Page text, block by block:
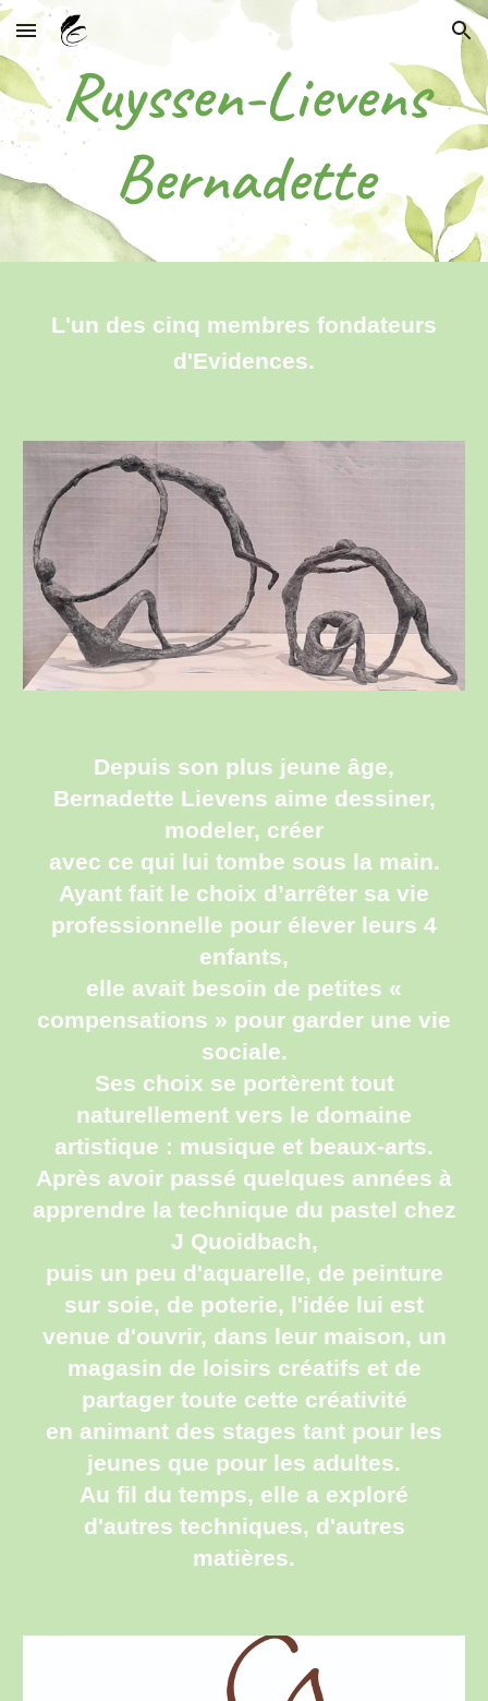
Skip to main content Skip to navigation
Ruyssen-Lievens
Bernadette
L'un des cinq membres fondateurs
d'Evidences.
Depuis son plus jeune âge,
Bernadette Lievens aime dessiner,
modeler, créer
avec ce qui lui tombe sous la main.
Ayant fait le choix d’arrêter sa vie
professionnelle pour élever leurs 4
enfants,
elle avait besoin de petites «
compensations » pour garder une vie
sociale.
Ses choix se portèrent tout
naturellement vers le domaine
artistique : musique et beaux-arts.
Après avoir passé quelques années à
apprendre la technique du pastel chez
J Quoidbach,
puis un peu d'aquarelle, de peinture
sur soie, de poterie, l'idée lui est
venue d'ouvrir, dans leur maison, un
magasin de loisirs créatifs et de
partager toute cette créativité
en animant des stages tant pour les
jeunes que pour les adultes.
Au fil du temps, elle a exploré
d'autres techniques, d'autres
matières.